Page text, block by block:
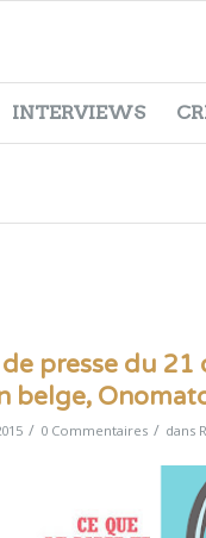
INTERVIEWS
presse du
belge,
/ 0 Commentaires / dans